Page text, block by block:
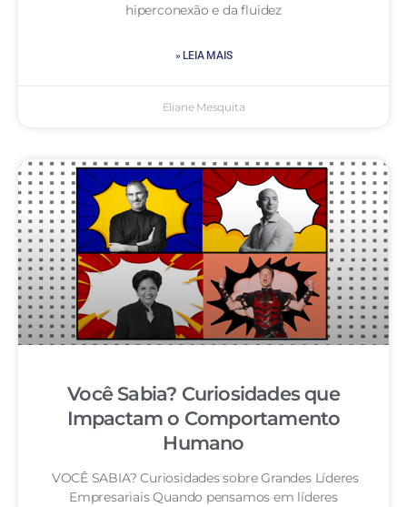
hiperconexão e da fluidez
» LEIA MAIS
Eliane Mesquita
Você Sabia? Curiosidades que
Impactam o Comportamento
Humano
VOCÊ SABIA? Curiosidades sobre Grandes Líderes
Empresariais Quando pensamos em líderes